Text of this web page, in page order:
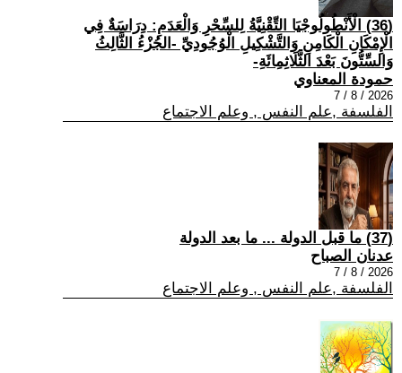
(36) الْأَنْطُولُوجْيَا التِّقْنِيَّةُ لِلسِّحْرِ وَالْعَدَمِ: دِرَاسَةٌ فِي
الْإِمْكَانِ الْكَامِنِ وَالتَّشْكِيلِ الْوُجُودِيِّ -الجُزْءُ الثَّالِثُ
وَالسِّتُّونَ بَعْدَ الثَّلَاثِمِائَةِ-
حمودة المعناوي
2026 / 8 / 7
الفلسفة ,علم النفس , وعلم الاجتماع
(37) ما قبل الدولة ... ما بعد الدولة
عدنان الصباح
2026 / 8 / 7
الفلسفة ,علم النفس , وعلم الاجتماع